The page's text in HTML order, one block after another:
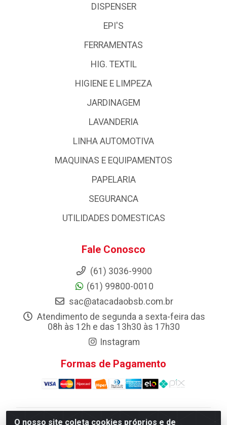
O nosso site coleta cookies próprios e de
DISPENSER
EPI'S
FERRAMENTAS
HIG. TEXTIL
HIGIENE E LIMPEZA
JARDINAGEM
LAVANDERIA
LINHA AUTOMOTIVA
MAQUINAS E EQUIPAMENTOS
PAPELARIA
SEGURANCA
UTILIDADES DOMESTICAS
Fale Conosco
(61) 3036-9900
(61) 99800-0010
sac@atacadaobsb.com.br
Atendimento de segunda a sexta-feira das
08h às 12h e das 13h30 às 17h30
Instagram
Formas de Pagamento
Atacadao da Limpeza F. Pereira Queiroz Comercio e